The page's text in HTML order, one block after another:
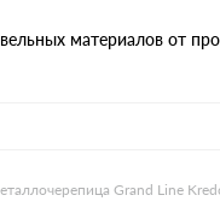
материалов от
Гибкая
Grand Line